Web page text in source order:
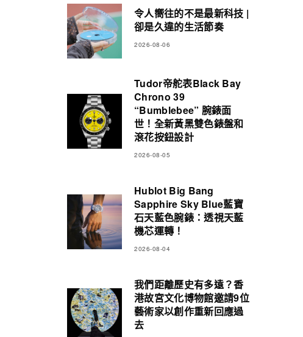
令人嚮往的不是最新科技 |
卻是久違的生活節奏
2026-08-06
Tudor帝舵表Black Bay
Chrono 39
“Bumblebee” 腕錶面
世！全新黃黑雙色錶盤和
滾花按鈕設計
2026-08-05
Hublot Big Bang
Sapphire Sky Blue藍寶
石天藍色腕錶：透視天藍
機芯運轉！
2026-08-04
我們距離歷史有多遠？香
港故宮文化博物館邀請9位
藝術家以創作重新回應過
去